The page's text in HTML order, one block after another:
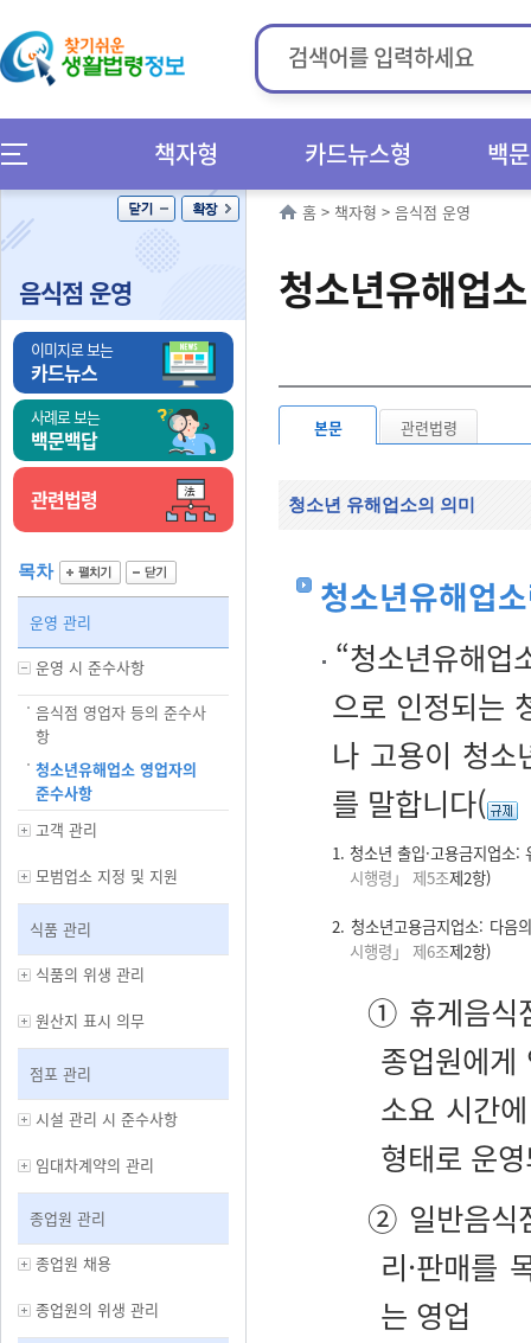
책자형 카드뉴스형 백
음식점 운영
이미지로 보는
카드뉴스
사례로 보는
백문백답
관련법령
목차
운영 관리
운영 시 준수사항
음식점 영업자 등의 준수사
항
청소년유해업소 영업자의
준수사항
고객 관리
모범업소 지정 및 지원
식품 관리
식품의 위생 관리
원산지 표시 의무
점포 관리
시설 관리 시 준수사항
임대차계약의 관리
종업원 관리
종업원 채용
종업원의 위생 관리
홈 > 책자형 > 음식점 운영
청소년유해업
본문 관련법령
청소년 유해업소의 의미
청소년유해업
“청소년유해업
으로 인정되는
나 고용이 청소
를 말합니다(
1. 청소년 출입·고용금지업소:
시행령」 제5조제2항)
2. 청소년고용금지업소: 다음
시행령」 제6조제2항)
① 휴게음식
종업원에게
소요 시간
형태로 운
② 일반음식
리·판매를
는 영업